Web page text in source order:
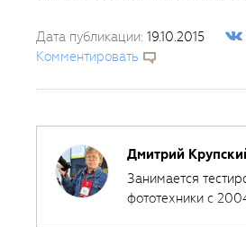
Дата публикации: 19.10.2015
Комментировать
Дмитрий
Занимается
фототехники с